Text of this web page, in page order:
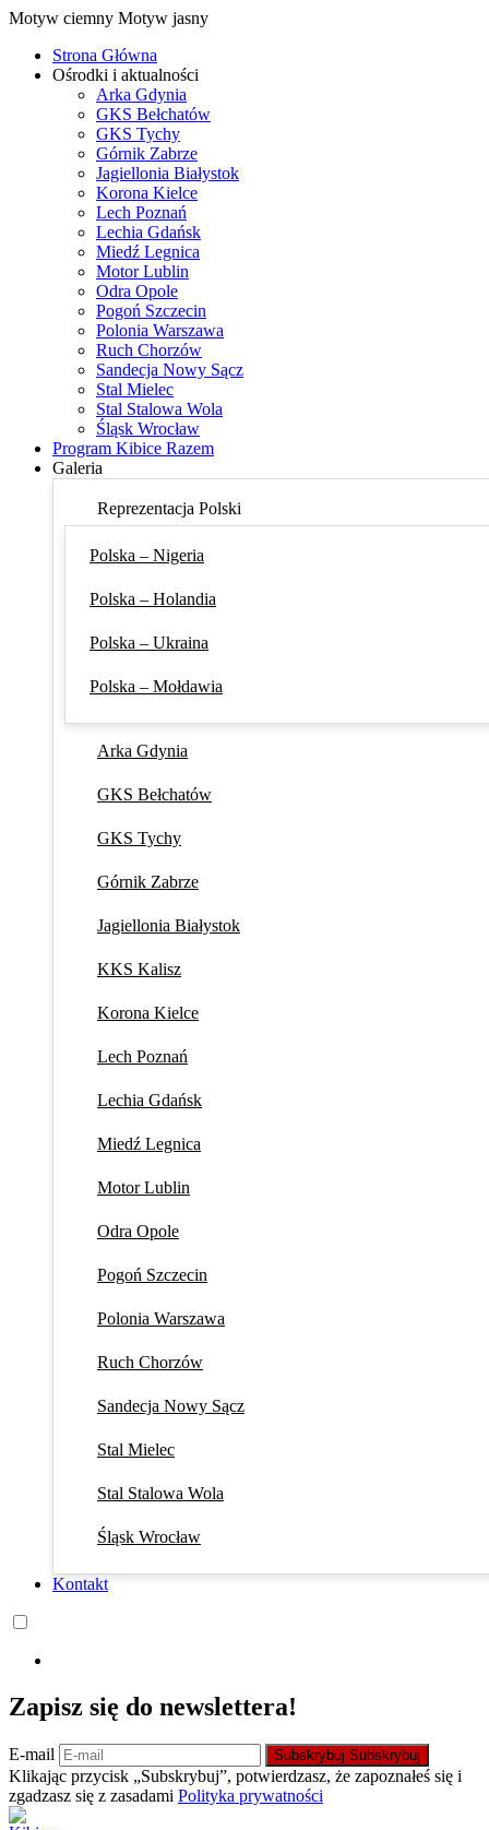
Motyw ciemny Motyw jasny
Strona Główna
Ośrodki i aktualności
Arka Gdynia
GKS Bełchatów
GKS Tychy
Górnik Zabrze
Jagiellonia Białystok
Korona Kielce
Lech Poznań
Lechia Gdańsk
Miedź Legnica
Motor Lublin
Odra Opole
Pogoń Szczecin
Polonia Warszawa
Ruch Chorzów
Sandecja Nowy Sącz
Stal Mielec
Stal Stalowa Wola
Śląsk Wrocław
Program Kibice Razem
Galeria
Reprezentacja Polski
Polska – Nigeria
Polska – Holandia
Polska – Ukraina
Polska – Mołdawia
Arka Gdynia
GKS Bełchatów
GKS Tychy
Górnik Zabrze
Jagiellonia Białystok
KKS Kalisz
Korona Kielce
Lech Poznań
Lechia Gdańsk
Miedź Legnica
Motor Lublin
Odra Opole
Pogoń Szczecin
Polonia Warszawa
Ruch Chorzów
Sandecja Nowy Sącz
Stal Mielec
Stal Stalowa Wola
Śląsk Wrocław
Kontakt
Zapisz się do newslettera!
E-mail Subskrybuj Subskrybuj
Klikając przycisk „Subskrybuj”, potwierdzasz, że zapoznałeś się i
zgadzasz się z zasadami Polityka prywatności